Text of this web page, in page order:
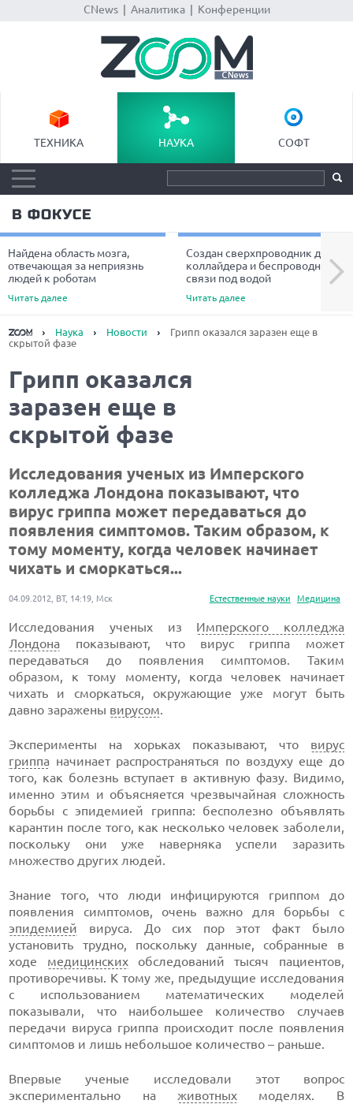
CNews| Аналитика| Конференции
ТЕХНИКА НАУКА СОФТ
В ФОКУСЕ
Найдена область мозга,
отвечающая за неприязнь
людей к роботам
Читать далее
Создан сверхпроводник для
коллайдера и беспроводной
связи под водой
Читать далее
Next
Наука Новости
Грипп оказался заразен еще в
скрытой фазе
Грипп оказался
заразен еще в
скрытой фазе
Исследования ученых из Имперского
колледжа Лондона показывают, что
вирус гриппа может передаваться до
появления симптомов. Таким образом, к
тому моменту, когда человек начинает
чихать и сморкаться...
Естественные науки Медицина
04.09.2012, ВТ, 14:19, Мск
Исследования ученых из Имперского колледжа
Лондона показывают, что вирус гриппа может
передаваться до появления симптомов. Таким
образом, к тому моменту, когда человек начинает
чихать и сморкаться, окружающие уже могут быть
давно заражены вирусом.
Эксперименты на хорьках показывают, что вирус
гриппа начинает распространяться по воздуху еще до
того, как болезнь вступает в активную фазу. Видимо,
именно этим и объясняется чрезвычайная сложность
борьбы с эпидемией гриппа: бесполезно объявлять
карантин после того, как несколько человек заболели,
поскольку они уже наверняка успели заразить
множество других людей.
Знание того, что люди инфицируются гриппом до
появления симптомов, очень важно для борьбы с
эпидемией вируса. До сих пор этот факт было
установить трудно, поскольку данные, собранные в
ходе медицинскихобследований тысяч пациентов,
противоречивы. К тому же, предыдущие исследования
с использованием математических моделей
показывали, что наибольшее количество случаев
передачи вируса гриппа происходит после появления
симптомов и лишь небольшое количество – раньше.
Впервые ученые исследовали этот вопрос
экспериментально на животных моделях. В